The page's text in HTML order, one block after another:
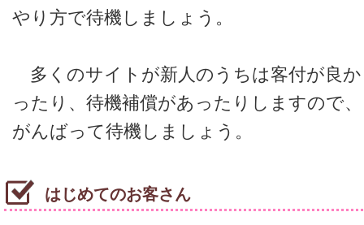
やり方で待機しましょう。
多くのサイトが新人のうちは客付が良か
ったり、待機補償があったりしますので、
がんばって待機しましょう。
はじめてのお客さん